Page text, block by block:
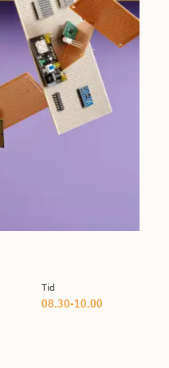
Tid
08.30-10.00